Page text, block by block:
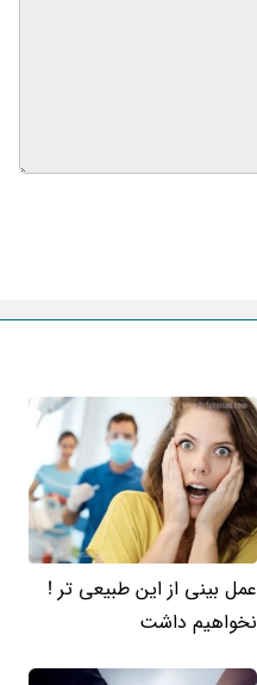
عمل بینی از این طبیعی تر !
نخواهیم داشت